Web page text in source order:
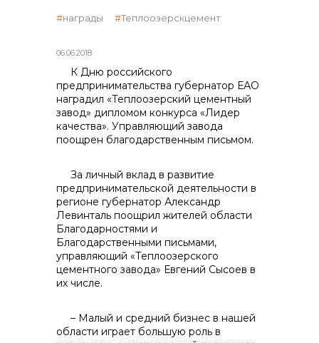
объявленные закупки
реализация неликвидов
контакты отдела закупок
Контакты
06.06.2018
награды Теплоозерскцемент
К Дню российского
предпринимательства губернатор ЕАО
наградил «Теплоозерский цементный
завод» дипломом конкурса «Лидер
качества». Управляющий завода
поощрен благодарственным письмом.
За личный вклад в развитие
предпринимательской деятельности в
регионе губернатор Александр
Левинталь поощрил жителей области
Благодарностями и
Благодарственными письмами,
управляющий «Теплоозерского
цементного завода» Евгений Сысоев в
их числе.
– Малый и средний бизнес в нашей
области играет большую роль в